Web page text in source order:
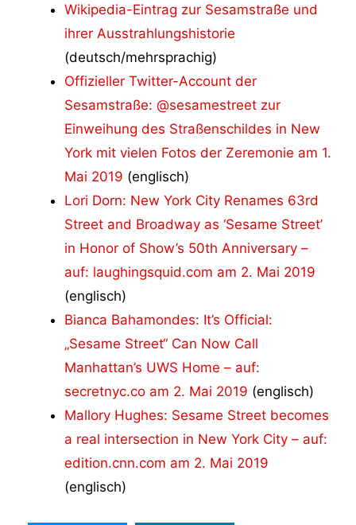
Wikipedia-Eintrag zur Sesamstraße und
ihrer Ausstrahlungshistorie
(deutsch/mehrsprachig)
Offizieller Twitter-Account der
Sesamstraße: @sesamestreet zur
Einweihung des Straßenschildes in New
York mit vielen Fotos der Zeremonie am 1.
Mai 2019 (englisch)
Lori Dorn: New York City Renames 63rd
Street and Broadway as ‘Sesame Street’
in Honor of Show’s 50th Anniversary –
auf: laughingsquid.com am 2. Mai 2019
(englisch)
Bianca Bahamondes: It’s Official:
„Sesame Street“ Can Now Call
Manhattan’s UWS Home – auf:
secretnyc.co am 2. Mai 2019 (englisch)
Mallory Hughes: Sesame Street becomes
a real intersection in New York City – auf:
edition.cnn.com am 2. Mai 2019
(englisch)